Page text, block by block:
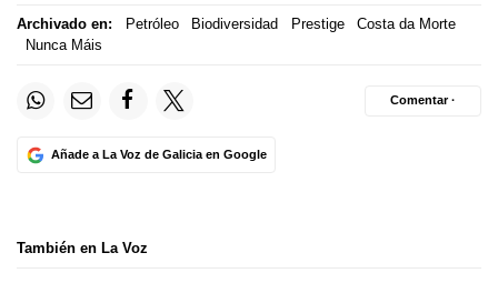
Archivado en: Petróleo Biodiversidad Prestige
Costa da Morte
Nunca Máis
Añade a La Voz de Galicia en Google
Comentar ·
También en La Voz